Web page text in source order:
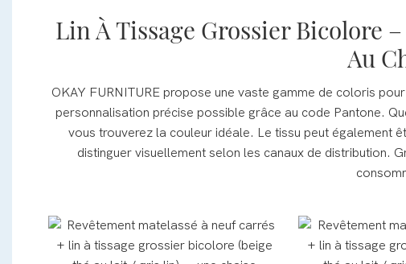
Lin À Tissage Grossier Bicolore
Au
OKAY FURNITURE propose une vaste gamme de coloris
personnalisation précise possible grâce au code Pantone.
vous trouverez la couleur idéale. Le tissu peut également
distinguer visuellement selon les canaux de distribution.